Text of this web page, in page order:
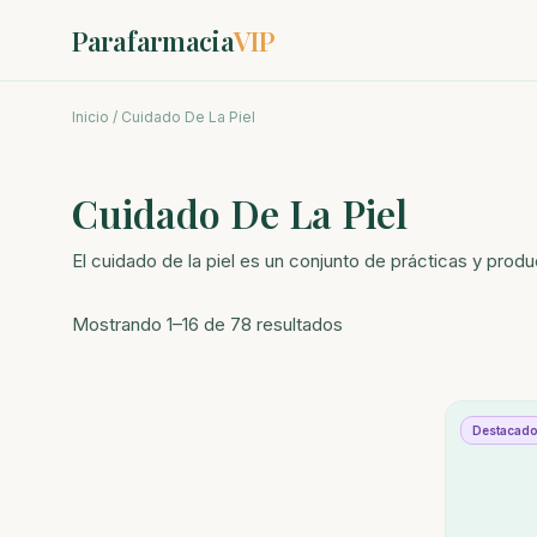
ParafarmaciaVIP
Inicio / Cuidado De La Piel
Cuidado De La Piel
El cuidado de la piel es un conjunto de prácticas y
Mostrando 1–16 de 78 resultados
Destacado